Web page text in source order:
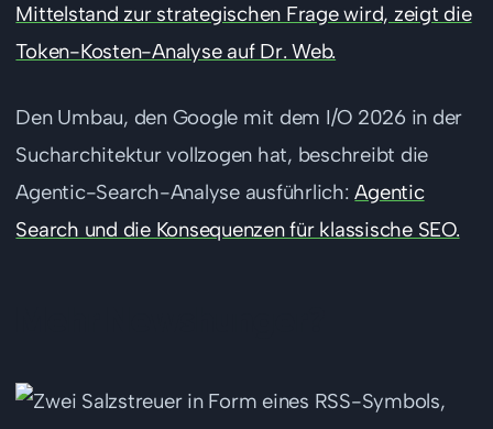
Mittelstand zur strategischen Frage wird, zeigt die
Token-Kosten-Analyse auf Dr. Web.
Den Umbau, den Google mit dem I/O 2026 in der
Sucharchitektur vollzogen hat, beschreibt die
Agentic-Search-Analyse ausführlich:Agentic
Search und die Konsequenzen für klassische SEO.